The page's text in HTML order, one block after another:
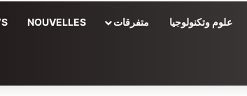
علوم وتكنولوجيا متفرقات NOUVELLES